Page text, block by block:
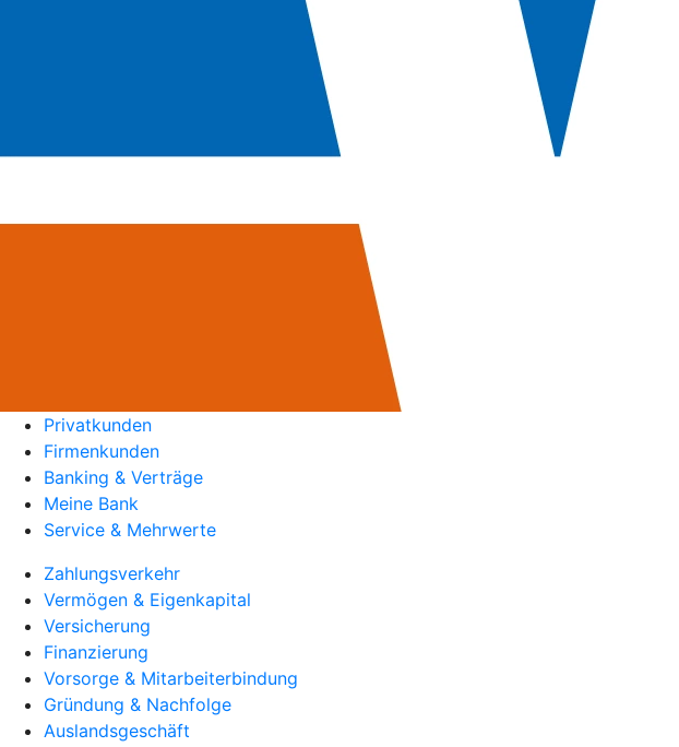
Privatkunden
Firmenkunden
Banking & Verträge
Meine Bank
Service & Mehrwerte
Zahlungsverkehr
Vermögen & Eigenkapital
Versicherung
Finanzierung
Vorsorge & Mitarbeiterbindung
Gründung & Nachfolge
Auslandsgeschäft